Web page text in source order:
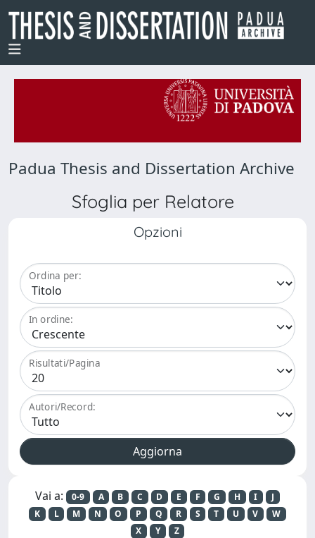
Padua Thesis and Dissertation Archive
Sfoglia per Relatore
Opzioni
Ordina per:
In ordine:
Risultati/Pagina
Autori/Record:
Vai a: 0-9 A B C D E F G H I
J
K
L M N O P Q R S T U V
W
X
Y Z